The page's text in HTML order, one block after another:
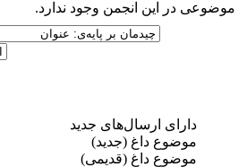
موضوعی در این انجمن وجود ندارد.
دارای ارسال‌های جدید‌
موضوع داغ (جدید‌)
موضوع داغ (قدیمی)